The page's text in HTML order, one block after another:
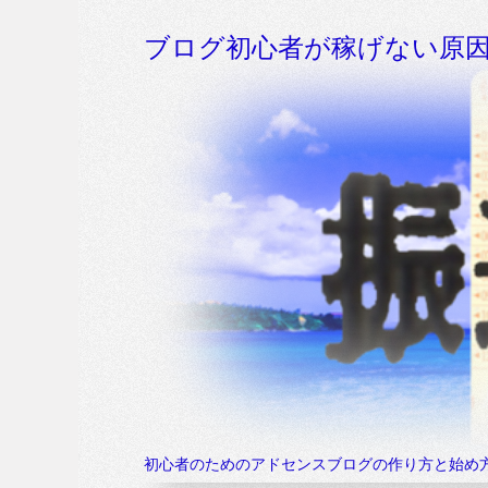
ブログ初心者が稼げない原
初心者のためのアドセンスブログの作り方と始め